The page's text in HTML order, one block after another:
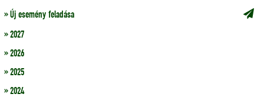
» Új esemény feladása
» 2027
» 2026
» 2025
» 2024